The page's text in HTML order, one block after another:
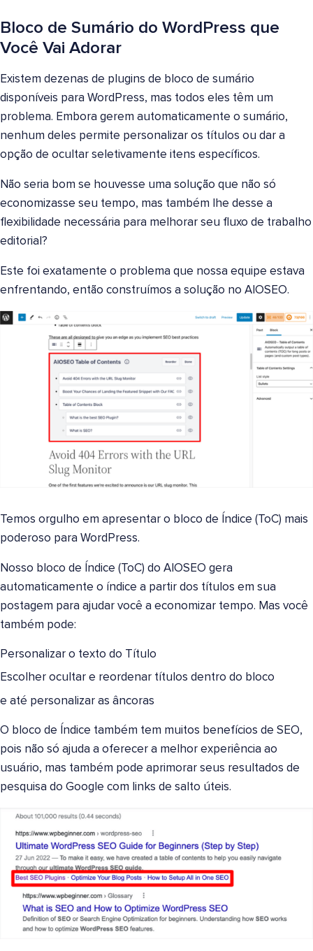
Bloco de Sumário do WordPress que
Você Vai Adorar
Existem dezenas de plugins de bloco de sumário
disponíveis para WordPress, mas todos eles têm um
problema. Embora gerem automaticamente o sumário,
nenhum deles permite personalizar os títulos ou dar a
opção de ocultar seletivamente itens específicos.
Não seria bom se houvesse uma solução que não só
economizasse seu tempo, mas também lhe desse a
flexibilidade necessária para melhorar seu fluxo de trabalho
editorial?
Este foi exatamente o problema que nossa equipe estava
enfrentando, então construímos a solução no AIOSEO.
Temos orgulho em apresentar o bloco de Índice (ToC) mais
poderoso para WordPress.
Nosso bloco de Índice (ToC) do AIOSEO gera
automaticamente o índice a partir dos títulos em sua
postagem para ajudar você a economizar tempo. Mas você
também pode:
Personalizar o texto do Título
Escolher ocultar e reordenar títulos dentro do bloco
e até personalizar as âncoras
O bloco de Índice também tem muitos benefícios de SEO,
pois não só ajuda a oferecer a melhor experiência ao
usuário, mas também pode aprimorar seus resultados de
pesquisa do Google com links de salto úteis.